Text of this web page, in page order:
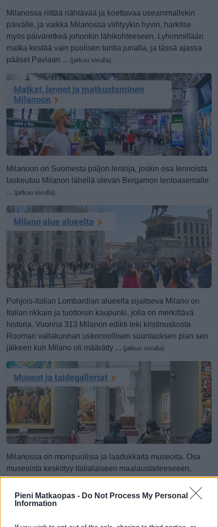
Pieni Matkaopas - Do Not Process My Personal
Information
Milanossa riittää nähtävää ja koettavaa useammallekin
päivälle, ja vaikka Milanossa viihtyykin hyvin, harkitse
myös päiväretkeä johonkin lähikohteeseen. Lyhimmillään
matka kestää vain puolisen tuntia junalla, ja tässä ajassa
pääset Paviaan ... (jatkuu sivulla)
Matkat, lennot ja matkustaminen
Milanoon
Milanoon on Suomesta paljon lentoja, joskin osa lennoista
laskeutuu Milanon lähellä olevan Bergamon lentoasemalle
... (jatkuu sivulla)
Milano alue alueelta
Pohjois-Italian Lombardian alueella sijaitseva Milano on
Italian rikkain ja tuottoisin kaupunki, jolla on merkittävä
historia. Vuonna 313 Milanon edikti teki kristinuskosta
Rooman valtakunnan uskonnollisen suuntauksen pian sen
jälkeen kun Milano oli määrätty ... (jatkuu sivulla)
Museot ja taidegalleriat
Milanossa on monipuolisia ja laadukkaita museoita. Osa
museoista keskittyy italialaiseen maalaustaiteeseeen,
mutta täällä on myös esimerkiksi Leonardo da Vincin
keksintöjä esittelevä museo ja arkeologinen museo. Taide
on Milanossa oikeutetusti ...